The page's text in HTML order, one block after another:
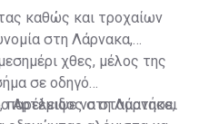
καθώς και τροχαίων
στη Λάρνακα,
χθες, μέλος της
σε οδηγό
Αρτέμιδος στη Λάρνακα,
να σταματήσει